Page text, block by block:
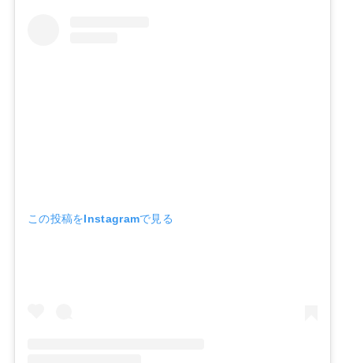
この投稿をInstagramで見る